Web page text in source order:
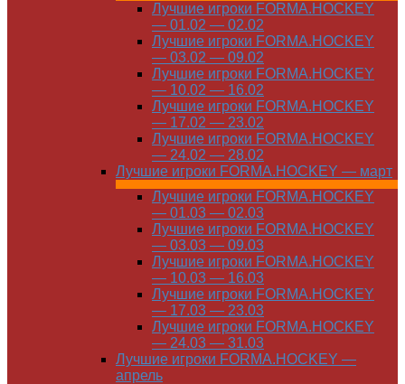
Лучшие игроки FORMA.HOCKEY
— 01.02 — 02.02
Лучшие игроки FORMA.HOCKEY
— 03.02 — 09.02
Лучшие игроки FORMA.HOCKEY
— 10.02 — 16.02
Лучшие игроки FORMA.HOCKEY
— 17.02 — 23.02
Лучшие игроки FORMA.HOCKEY
— 24.02 — 28.02
Лучшие игроки FORMA.HOCKEY — март
Лучшие игроки FORMA.HOCKEY
— 01.03 — 02.03
Лучшие игроки FORMA.HOCKEY
— 03.03 — 09.03
Лучшие игроки FORMA.HOCKEY
— 10.03 — 16.03
Лучшие игроки FORMA.HOCKEY
— 17.03 — 23.03
Лучшие игроки FORMA.HOCKEY
— 24.03 — 31.03
Лучшие игроки FORMA.HOCKEY —
апрель